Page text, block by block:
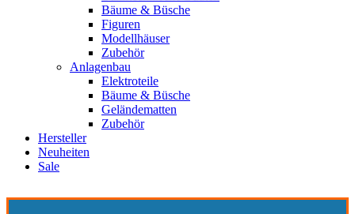
Bäume & Büsche
Figuren
Modellhäuser
Zubehör
Anlagenbau
Elektroteile
Bäume & Büsche
Geländematten
Zubehör
Hersteller
Neuheiten
Sale